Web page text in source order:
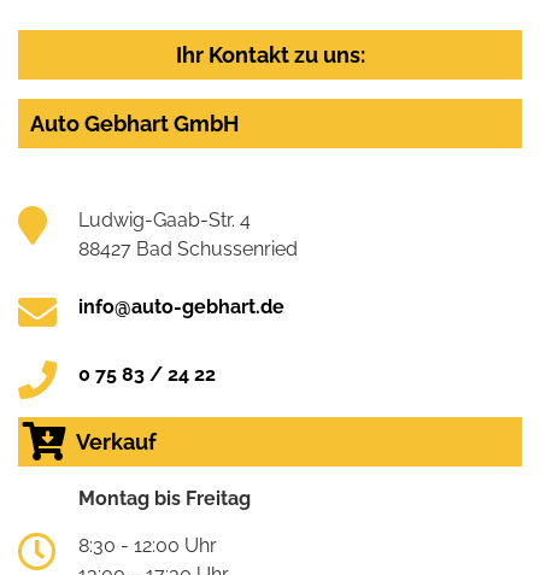
Ihr Kontakt zu uns:
Auto Gebhart GmbH
Ludwig-Gaab-Str. 4
88427 Bad Schussenried
info@auto-gebhart.de
0 75 83 / 24 22
Verkauf
Montag bis Freitag
8:30 - 12:00 Uhr